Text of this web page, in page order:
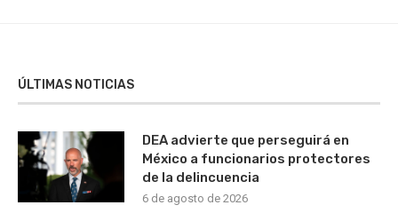
ÚLTIMAS NOTICIAS
DEA advierte que perseguirá en
México a funcionarios protectores
de la delincuencia
6 de agosto de 2026